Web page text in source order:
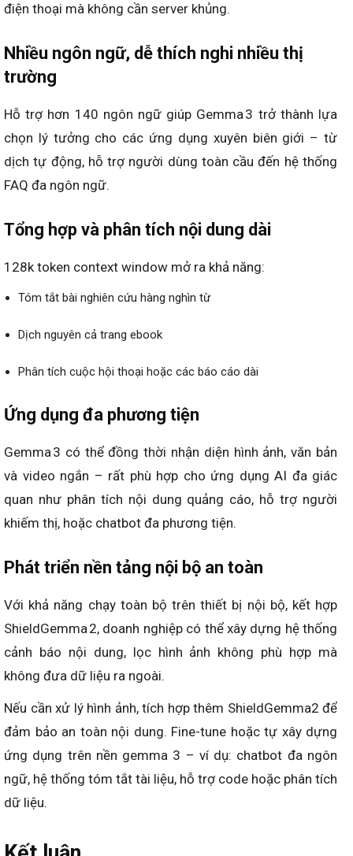
điện thoại mà không cần server khủng.
Nhiều ngôn ngữ, dễ thích nghi nhiều thị
trường
Hỗ trợ hơn 140 ngôn ngữ giúp Gemma 3 trở thành lựa
chọn lý tưởng cho các ứng dụng xuyên biên giới – từ
dịch tự động, hỗ trợ người dùng toàn cầu đến hệ thống
FAQ đa ngôn ngữ.
Tổng hợp và phân tích nội dung dài
128k token context window mở ra khả năng:
Tóm tắt bài nghiên cứu hàng nghìn từ
Dịch nguyên cả trang ebook
Phân tích cuộc hội thoại hoặc các báo cáo dài
Ứng dụng đa phương tiện
Gemma 3 có thể đồng thời nhận diện hình ảnh, văn bản
và video ngắn – rất phù hợp cho ứng dụng AI đa giác
quan như phân tích nội dung quảng cáo, hỗ trợ người
khiếm thị, hoặc chatbot đa phương tiện.
Phát triển nền tảng nội bộ an toàn
Với khả năng chạy toàn bộ trên thiết bị nội bộ, kết hợp
ShieldGemma 2, doanh nghiệp có thể xây dựng hệ thống
cảnh báo nội dung, lọc hình ảnh không phù hợp mà
không đưa dữ liệu ra ngoài.
Nếu cần xử lý hình ảnh, tích hợp thêm ShieldGemma2 để
đảm bảo an toàn nội dung. Fine-tune hoặc tự xây dựng
ứng dụng trên nền gemma 3 – ví dụ: chatbot đa ngôn
ngữ, hệ thống tóm tắt tài liệu, hỗ trợ code hoặc phân tích
dữ liệu.